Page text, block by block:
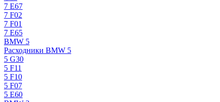
7 Е67
7 F02
7 F01
7 E65
BMW 5
Расходники BMW 5
5 G30
5 F11
5 F10
5 F07
5 E60